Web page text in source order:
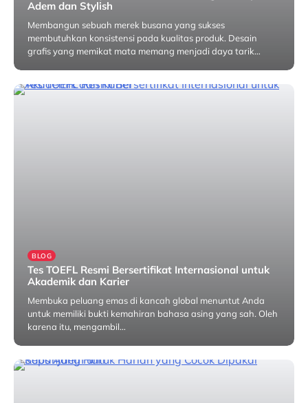
Adem dan Stylish
Membangun sebuah merek busana yang sukses
membutuhkan konsistensi pada kualitas produk. Desain
grafis yang memikat mata memang menjadi daya tarik…
Mei 27, 2026
BLOG
Tes TOEFL Resmi Bersertifikat Internasional untuk
Akademik dan Karier
Membuka peluang emas di kancah global menuntut Anda
untuk memiliki bukti kemahiran bahasa asing yang sah. Oleh
karena itu, mengambil…
Mei 25, 2026